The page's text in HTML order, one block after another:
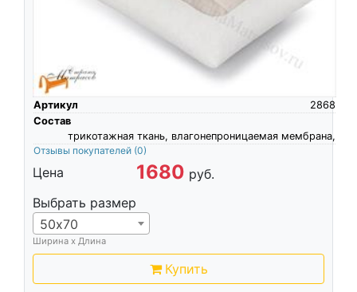
Артикул
2868
Состав
трикотажная ткань, влагонепроницаемая мембрана,
Отзывы покупателей (0)
Цена 1680 руб.
Выбрать размер
50х70
Ширина х Длина
Купить